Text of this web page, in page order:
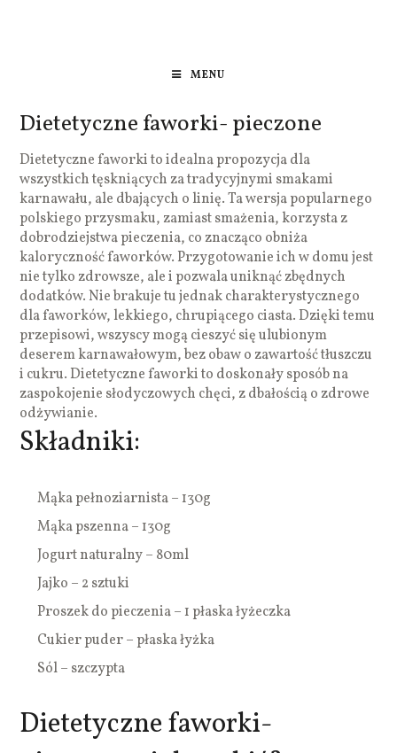
MENU
Dietetyczne faworki- pieczone
Dietetyczne faworki to idealna propozycja dla
wszystkich tęskniących za tradycyjnymi smakami
karnawału, ale dbających o linię. Ta wersja popularnego
polskiego przysmaku, zamiast smażenia, korzysta z
dobrodziejstwa pieczenia, co znacząco obniża
kaloryczność faworków. Przygotowanie ich w domu jest
nie tylko zdrowsze, ale i pozwala uniknąć zbędnych
dodatków. Nie brakuje tu jednak charakterystycznego
dla faworków, lekkiego, chrupiącego ciasta. Dzięki temu
przepisowi, wszyscy mogą cieszyć się ulubionym
deserem karnawałowym, bez obaw o zawartość tłuszczu
i cukru. Dietetyczne faworki to doskonały sposób na
zaspokojenie słodyczowych chęci, z dbałością o zdrowe
odżywianie.
Składniki:
Mąka pełnoziarnista – 130g
Mąka pszenna – 130g
Jogurt naturalny – 80ml
Jajko – 2 sztuki
Proszek do pieczenia – 1 płaska łyżeczka
Cukier puder – płaska łyżka
Sól – szczypta
Dietetyczne faworki-